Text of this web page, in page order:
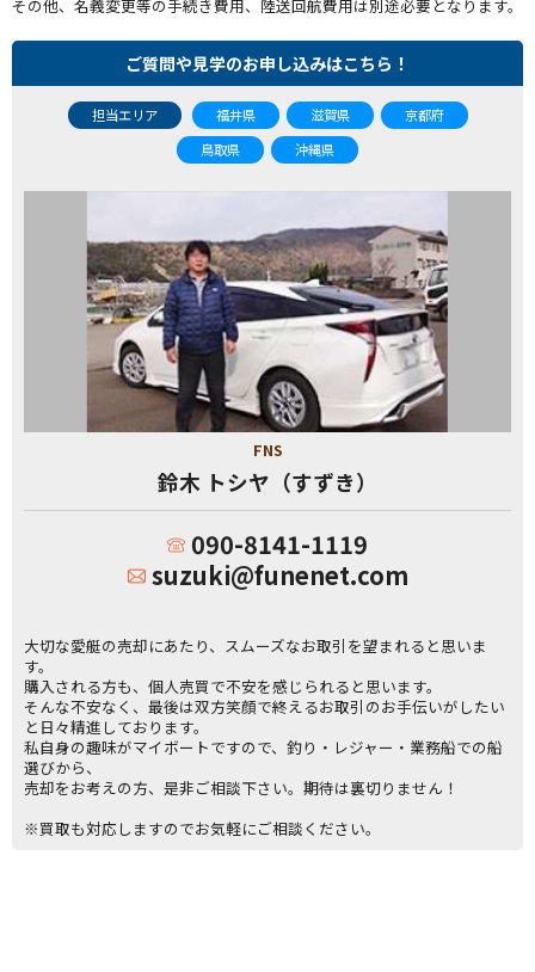
その他、名義変更等の手続き費用、陸送回航費用は別途必要となります。
ご質問や見学のお申し込みはこちら！
担当エリア 福井県 滋賀県
京都府
鳥取県
沖縄県
FNS
鈴木 トシヤ（すずき）
090-8141-1119
suzuki@funenet.com
大切な愛艇の売却にあたり、スムーズなお取引を望まれると思いま
す。
購入される方も、個人売買で不安を感じられると思います。
そんな不安なく、最後は双方笑顔で終えるお取引のお手伝いがしたい
と日々精進しております。
私自身の趣味がマイボートですので、釣り・レジャー・業務船での船
選びから、
売却をお考えの方、是非ご相談下さい。期待は裏切りません！
※買取も対応しますのでお気軽にご相談ください。